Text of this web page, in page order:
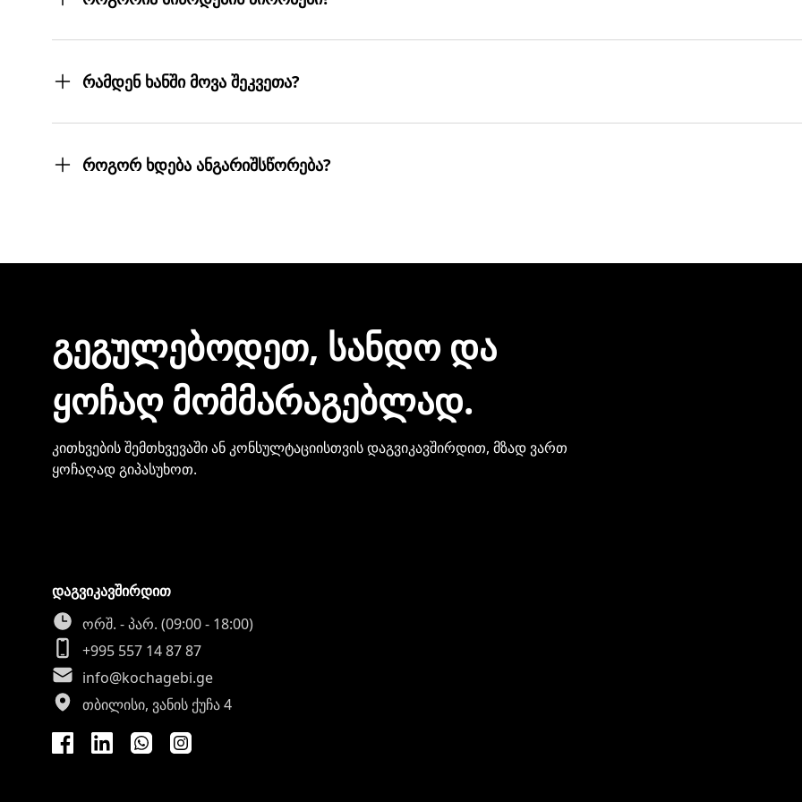
სასურველ მისამართებზე მოგიტანთ. მიტანის სერვისი უფასოა.
რამდენ ხანში მოვა შეკვეთა?
თუმცა, ჩვენ ისეთი ყოჩაღები ვართ, 3 სამუშაო დღეც არ დაგვჭირდება.
როგორ ხდება ანგარიშსწორება?
ᲒᲔᲒᲣᲚᲔᲑᲝᲓᲔᲗ, ᲡᲐᲜᲓᲝ ᲓᲐ
ᲧᲝᲩᲐᲦ ᲛᲝᲛᲛᲐᲠᲐᲒᲔᲑᲚᲐᲓ.
კითხვების შემთხვევაში ან კონსულტაციისთვის დაგვიკავშირდით, მზად ვართ
ყოჩაღად გიპასუხოთ.
დაგვიკავშირდით
ორშ. - პარ. (09:00 - 18:00)
+995 557 14 87 87
info@kochagebi.ge
თბილისი, ვანის ქუჩა 4